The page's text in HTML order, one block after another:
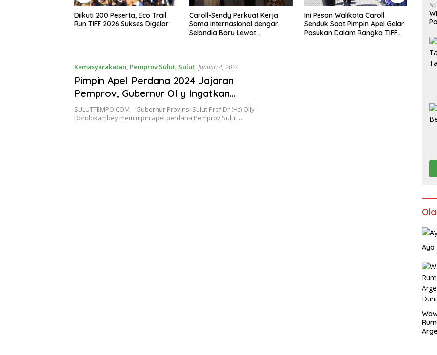
Caroll-Sendy Perkuat Kerja
Sama Internasional dengan
Ini Pesan Walikota Caroll
Senduk Saat Pimpin Apel Gelar
Pasukan Dalam Rangka TIFF
H-2, Levita Supit Sebut Progres
Persiapan TIFF 2026 Capai 90
Persen
Kemasyarakatan, Pemprov Sulut, Sulut Januari 4, 2024
Pimpin Apel Perdana 2024 Jajaran
Pemprov, Gubernur Olly Ingatkan
Loyalitas Wujudkan Visi Pembangunan
dan Sukseskan Pemilu
SULUTTEMPO.COM – Gubernur Provinsi Sulut Prof Dr (Hc) Olly
Dondokambey memimpin apel perdana Pemprov Sulut…
Ayo